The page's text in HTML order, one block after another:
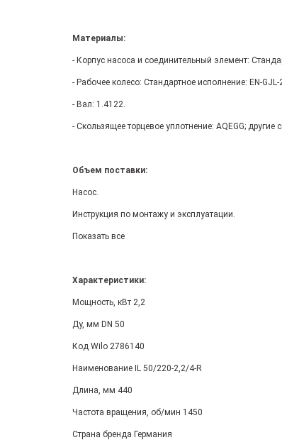
Материалы:
- Корпус насоса и соединительный элемент:
- Рабочее колесо: Стандартное исполнение: EN-
- Вал: 1.4122.
- Скользящее торцевое уплотнение: AQEGG;
Объем поставки:
Насос.
Инструкция по монтажу и эксплуатации.
Показать все
Характеристики:
Мощность, кВт 2,2
Ду, мм DN 50
Код Wilo 2786140
Наименование IL 50/220-2,2/4-R
Длина, мм 440
Частота вращения, об/мин 1450
Страна бренда Германия